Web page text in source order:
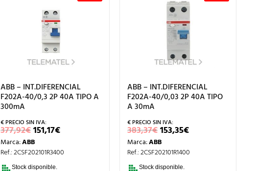
ABB – INT.DIFERENCIAL
F202A-40/0,3 2P 40A TIPO A
300mA
377,92€EL
PRECIO
ORIGINAL
ERA:
377,92€.
151,17€EL
PRECIO
ES:
Marca:ABB
Ref.: 2CSF202101R3400
Stock disponible.
ABB – INT.DIFERENCIAL
F202A-40/0,03 2P 40A TIPO
A 30mA
383,37€EL
PRECIO
ORIGINAL
ERA:
383,37€.
153,35€EL
PRECIO
ES:
Marca:ABB
Ref.: 2CSF202101R1400
Stock disponible.